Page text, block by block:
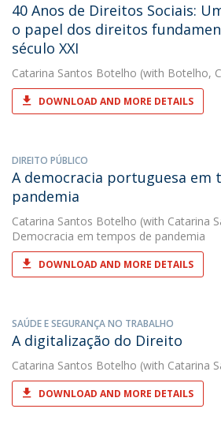
40 Anos de Direitos Sociais:
o papel dos direitos
século XXI
Catarina Santos Botelho (with Botelho,
DOWNLOAD AND MORE DETAILS
DIREITO PÚBLICO
A democracia portuguesa em
pandemia
Catarina Santos Botelho (with Catarina
Democracia em tempos de pandemia
DOWNLOAD AND MORE DETAILS
SAÚDE E SEGURANÇA NO TRABALHO
A digitalização do Direito
Catarina Santos Botelho (with Catarina
DOWNLOAD AND MORE DETAILS